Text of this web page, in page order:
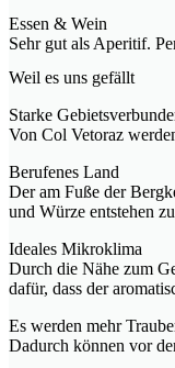
Essen & Wein
Sehr gut als Aperitif.
Weil es uns gefällt
Starke
Von Col Vetoraz
Berufenes Land
Der am Fuße der
und Würze entstehen
Ideales Mikroklima
Durch die Nähe zum
dafür, dass der
Es werden mehr
Dadurch können vor